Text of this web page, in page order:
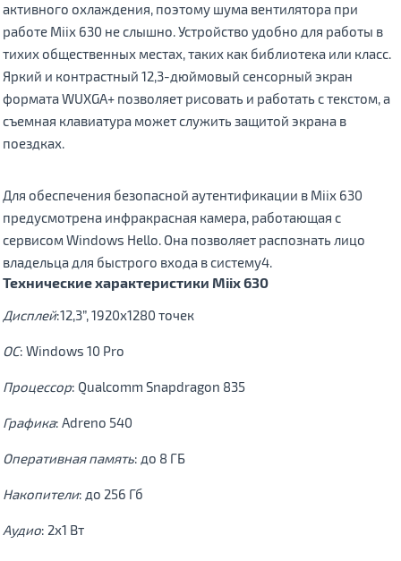
активного охлаждения, поэтому шума вентилятора при
работе Miix 630 не слышно. Устройство удобно для работы в
тихих общественных местах, таких как библиотека или класс.
Яркий и контрастный 12,3-дюймовый сенсорный экран
формата WUXGA+ позволяет рисовать и работать с текстом, а
съемная клавиатура может служить защитой экрана в
поездках.
Для обеспечения безопасной аутентификации в Miix 630
предусмотрена инфракрасная камера, работающая с
сервисом Windows Hello. Она позволяет распознать лицо
владельца для быстрого входа в систему4.
Технические характеристики Miix 630
Дисплей:12,3”, 1920x1280 точек
ОС: Windows 10 Pro
Процессор: Qualcomm Snapdragon 835
Графика: Adreno 540
Оперативная память: до 8 ГБ
Накопители: до 256 Гб
Аудио: 2х1 Вт